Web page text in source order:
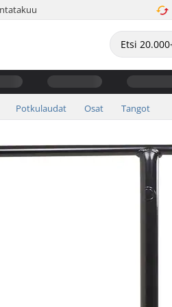
Potkulaudat Osat Tangot